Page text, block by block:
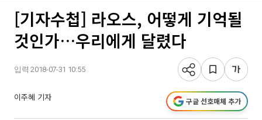
[기자수첩] 라오스, 어떻게 기억될
것인가…우리에게 달렸다
입력 2018-07-31 10:55
이주혜 기자 구글 선호매체 추가